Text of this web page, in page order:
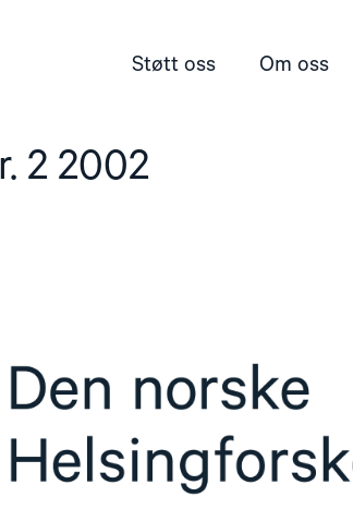
Støtt oss Om oss
2 2002